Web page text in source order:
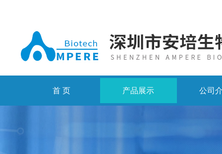
首 页 产品展示 公司